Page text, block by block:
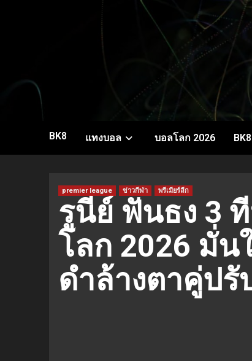
BK8 แทงบอล บอลโลก 2026
premier league ข่าวกีฬา พรีเมียร์ลีก
รูนีย์ ฟันธง 3
โลก 2026 มั่น
ดำล้างตาคู่ปรั